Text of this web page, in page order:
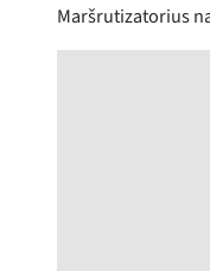
Maršrutizatorius